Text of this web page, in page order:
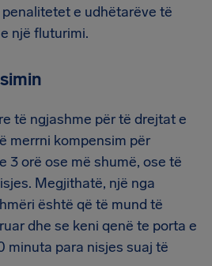
e udhëtarëve të
një fluturimi.
të ngjashme për të drejtat e
merrni kompensim për
3 orë ose më shumë, ose të
Megjithatë, një nga
është që të mund të
dhe se keni qenë te porta e
minuta para nisjes suaj të